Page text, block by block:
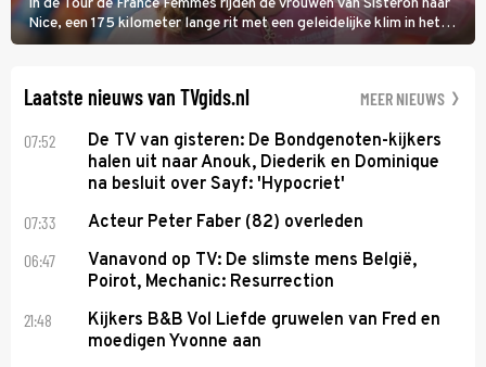
Nice, een 175 kilometer lange rit met een geleidelijke klim in het
midden. Dat is mogelijk niet de zwaarste hindernis, dat is de
Laatste nieuws van TVgids.nl MEER NIEUWS
07:52
De TV van gisteren: De Bondgenoten-kijkers
halen uit naar Anouk, Diederik en Dominique
na besluit over Sayf: 'Hypocriet'
07:33 Acteur Peter Faber (82) overleden
06:47
Vanavond op TV: De slimste mens België,
Poirot, Mechanic: Resurrection
21:48
Kijkers B&B Vol Liefde gruwelen van Fred en
moedigen Yvonne aan